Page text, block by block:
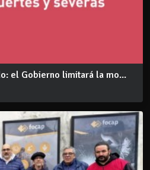
el Gobierno limitará la mo...